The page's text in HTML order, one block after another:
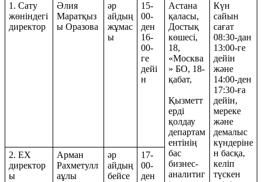
1. Сату
жөніндегі
директор
Әлия
Маратқыз
ы Оразова
әр
айдың
жұмас
ы
15-
00-
ден
16-
00-
ге
дейі
н
Астана
қаласы,
Достық
көшесі,
18,
«Москва
» БО, 18-
қабат,
Қызметт
ерді
қолдау
департам
ентінің
бас
бизнес-
аналитиг
Күн
сайын
сағат
08:30-дан
13:00-ге
дейін
және
14:00-ден
17:30-ға
дейін,
мереке
және
демалыс
күндеріне
н басқа,
келіп
түскен
2. EX
директор
ы
Арман
Рахметулл
аұлы
әр
айдың
бейсе
17-
00-
ден